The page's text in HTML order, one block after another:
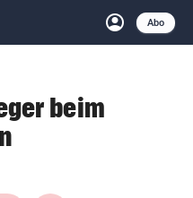
account_circle
Anmelden
Abo
close Schließen
beim